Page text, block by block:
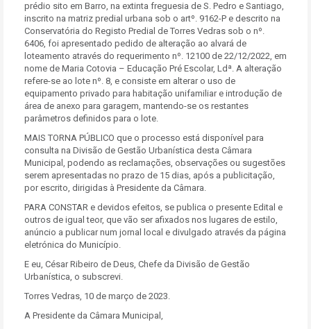
prédio sito em Barro, na extinta freguesia de S. Pedro e Santiago,
inscrito na matriz predial urbana sob o artº. 9162-P e descrito na
Conservatória do Registo Predial de Torres Vedras sob o nº.
6406, foi apresentado pedido de alteração ao alvará de
loteamento através do requerimento nº. 12100 de 22/12/2022, em
nome de Maria Cotovia – Educação Pré Escolar, Ldª. A alteração
refere-se ao lote nº. 8, e consiste em alterar o uso de
equipamento privado para habitação unifamiliar e introdução de
área de anexo para garagem, mantendo-se os restantes
parâmetros definidos para o lote.
MAIS TORNA PÚBLICO que o processo está disponível para
consulta na Divisão de Gestão Urbanística desta Câmara
Municipal, podendo as reclamações, observações ou sugestões
serem apresentadas no prazo de 15 dias, após a publicitação,
por escrito, dirigidas à Presidente da Câmara.
PARA CONSTAR e devidos efeitos, se publica o presente Edital e
outros de igual teor, que vão ser afixados nos lugares de estilo,
anúncio a publicar num jornal local e divulgado através da página
eletrónica do Município.
E eu, César Ribeiro de Deus, Chefe da Divisão de Gestão
Urbanística, o subscrevi.
Torres Vedras, 10 de março de 2023.
A Presidente da Câmara Municipal,